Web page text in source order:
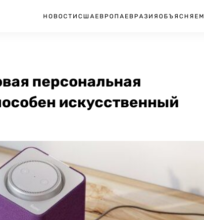
НОВОСТИ США ЕВРОПА ЕВРАЗИЯ ОБЪЯСНЯЕМ
персональная
искусственный